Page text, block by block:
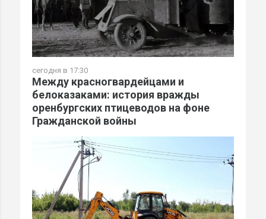
сегодня в 17:30
Между красногвардейцами и
белоказаками: история вражды
оренбургских птицеводов на фоне
Гражданской войны